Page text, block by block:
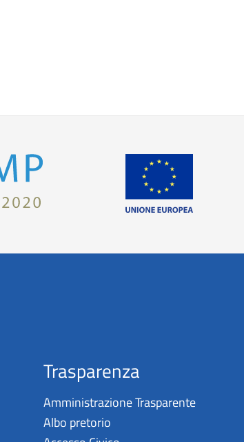
Trasparenza
Amministrazione Trasparente
Albo pretorio